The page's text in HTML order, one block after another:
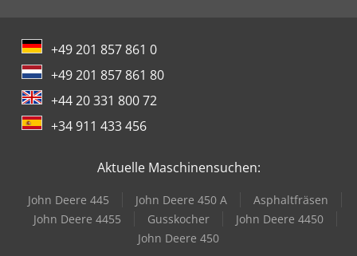
+49 201 857 861 0
+49 201 857 861 80
+44 20 331 800 72
+34 911 433 456
Aktuelle Maschinensuchen:
John Deere 445 John Deere 450 A
Asphaltfräsen
John Deere 4455
Gusskocher
John Deere 4450
John Deere 450